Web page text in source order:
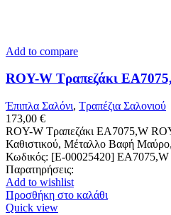
Add to compare
ROY-W Τραπεζάκι
Έπιπλα Σαλόνι, Τραπέζια Σαλονιού
173,00 €
ROY-W Τραπεζάκι ΕΑ7075,W
Καθιστικού, Μέταλλο Βαφή
Κωδικός: [Ε-00025420]
Παρατηρήσεις:
Add to wishlist
Προσθήκη στο καλάθι
Quick view